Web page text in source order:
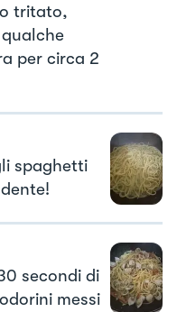
tritato,
per circa 2
spaghetti
secondi di
messi